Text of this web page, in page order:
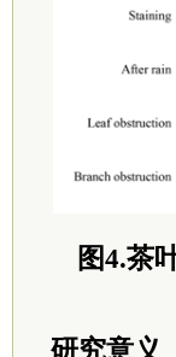
图4.茶
研究意义